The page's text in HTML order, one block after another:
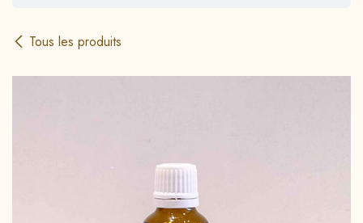
Tous les produits